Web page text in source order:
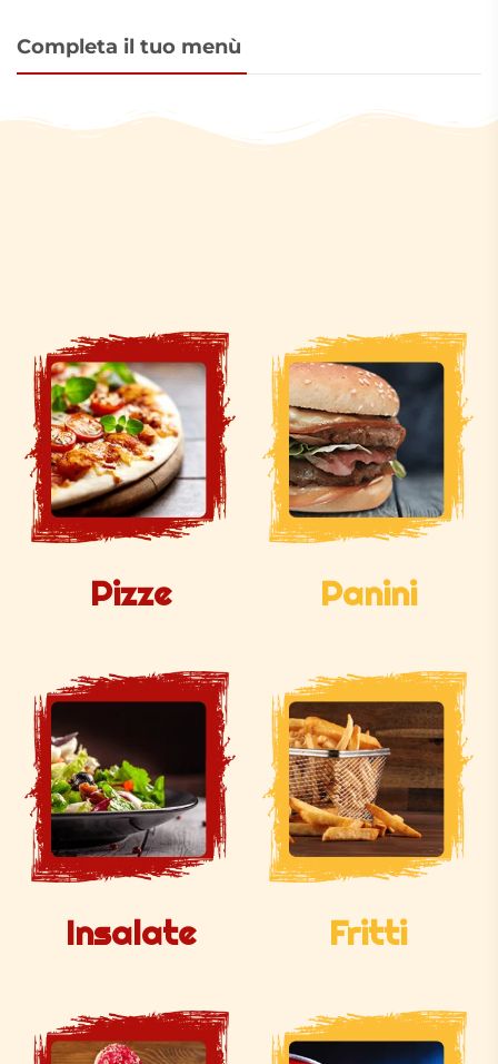
Completa il tuo menù
Pizze Panini
Insalate Fritti